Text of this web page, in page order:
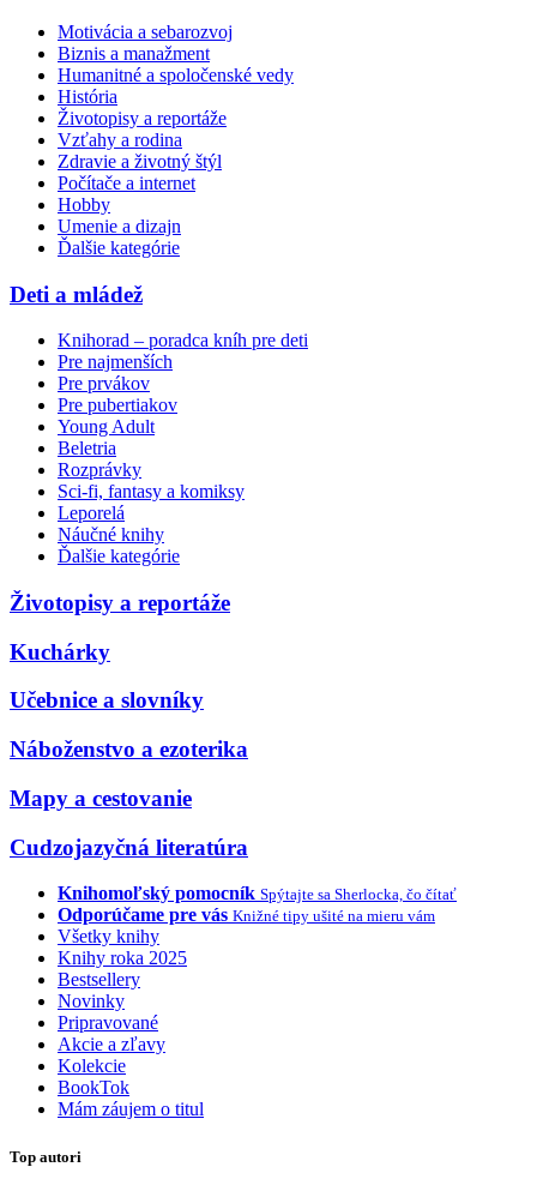
Motivácia a sebarozvoj
Biznis a manažment
Humanitné a spoločenské vedy
História
Životopisy a reportáže
Vzťahy a rodina
Zdravie a životný štýl
Počítače a internet
Hobby
Umenie a dizajn
Ďalšie kategórie
Deti a mládež
Knihorad – poradca kníh pre deti
Pre najmenších
Pre prvákov
Pre pubertiakov
Young Adult
Beletria
Rozprávky
Sci-fi, fantasy a komiksy
Leporelá
Náučné knihy
Ďalšie kategórie
Životopisy a reportáže
Kuchárky
Učebnice a slovníky
Náboženstvo a ezoterika
Mapy a cestovanie
Cudzojazyčná literatúra
Knihomoľský pomocník Spýtajte sa Sherlocka, čo čítať
Odporúčame pre vás Knižné tipy ušité na mieru vám
Všetky knihy
Knihy roka 2025
Bestsellery
Novinky
Pripravované
Akcie a zľavy
Kolekcie
BookTok
Mám záujem o titul
Top autori